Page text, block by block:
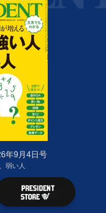
年9月4日号
弱い人